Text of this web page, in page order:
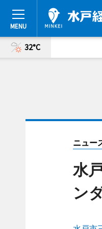
32°C
ニュー
水
ン